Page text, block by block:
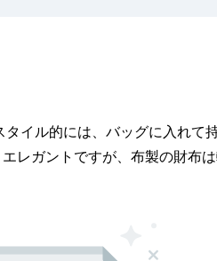
イル的には、バッグに入れて
ガントですが、布製の財布は